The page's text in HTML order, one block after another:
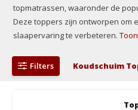
topmatrassen, waaronder de
Deze toppers zijn ontworpen om
slaapervaring te verbeteren.
Filters Koudschuim